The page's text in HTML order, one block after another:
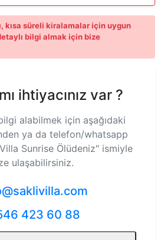
kısa süreli kiralamalar için uygun
bilgi almak için bize
ihtiyacınız var ?
alabilmek için aşağıdaki
ya da telefon/whatsapp
Sunrise Ölüdeniz" ismiyle
ulaşabilirsiniz.
423 60 88